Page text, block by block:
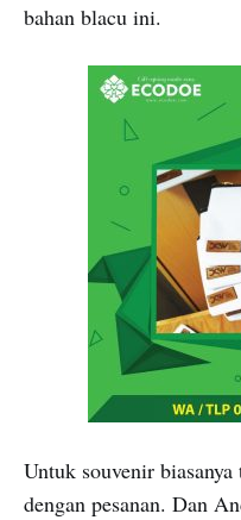
bahan blacu ini.
Untuk souvenir
dengan pesanan. Dan